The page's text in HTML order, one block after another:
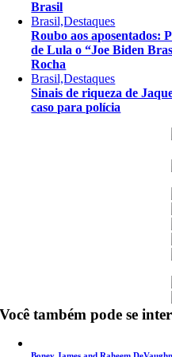
Brasil
Brasil,Destaques
Roubo aos aposentados:
de Lula o “Joe Biden
Rocha
Brasil,Destaques
Sinais de riqueza de
caso para polícia
Você também pode se
Boney James and Raheem